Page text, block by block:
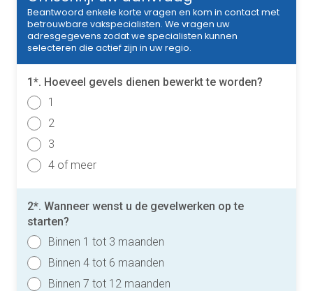
Beantwoord enkele korte vragen en kom in contact met
betrouwbare vakspecialisten. We vragen uw
adresgegevens zodat we specialisten kunnen
selecteren die actief zijn in uw regio.
1*. Hoeveel gevels dienen bewerkt te worden?
1
2
3
4 of meer
2*. Wanneer wenst u de gevelwerken op te
starten?
Binnen 1 tot 3 maanden
Binnen 4 tot 6 maanden
Binnen 7 tot 12 maanden